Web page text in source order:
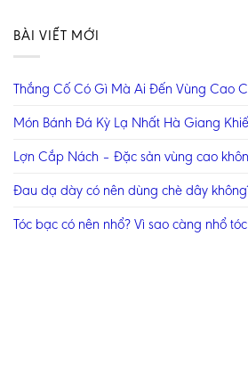
BÀI VIẾT MỚI
Thắng Cố Có Gì Mà Ai Đến Vùng Cao
Món Bánh Đá Kỳ Lạ Nhất Hà Giang
Lợn Cắp Nách – Đặc sản vùng cao
Đau dạ dày có nên dùng chè dây
Tóc bạc có nên nhổ? Vì sao càng nhổ